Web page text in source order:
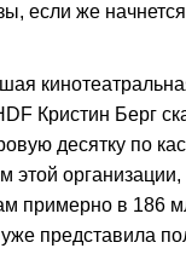
если же
Кристин Берг
десятку по
организации,
примерно в 186
представила